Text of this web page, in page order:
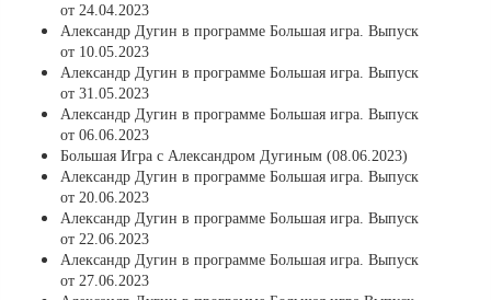
от 24.04.2023
Александр Дугин в программе Большая игра. Выпуск
от 10.05.2023
Александр Дугин в программе Большая игра. Выпуск
от 31.05.2023
Александр Дугин в программе Большая игра. Выпуск
от 06.06.2023
Большая Игра с Александром Дугиным (08.06.2023)
Александр Дугин в программе Большая игра. Выпуск
от 20.06.2023
Александр Дугин в программе Большая игра. Выпуск
от 22.06.2023
Александр Дугин в программе Большая игра. Выпуск
от 27.06.2023